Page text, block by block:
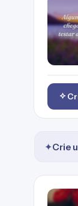
✦Crie